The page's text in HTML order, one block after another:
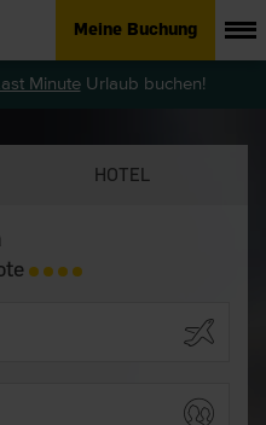
Meine Buchung
MinuteUrlaub buchen!
HOTEL